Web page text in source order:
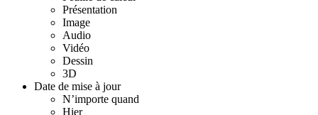
Présentation
Image
Audio
Vidéo
Dessin
3D
Date de mise à jour
N’importe quand
Hier